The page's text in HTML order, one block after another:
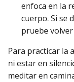
enfoca en la
cuerpo. Si se
pruebe
Para practicar la
ni estar en
meditar en